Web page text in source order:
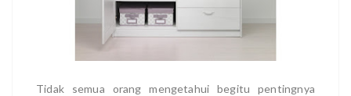
Tidak semua orang mengetahui begitu pentingnya